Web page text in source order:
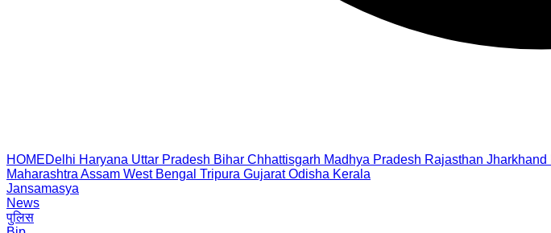
HOMEDelhi Haryana Uttar Pradesh Bihar Chhattisgarh Madhya Pradesh Rajasthan Jharkhand
Maharashtra Assam West Bengal Tripura Gujarat Odisha Kerala
Jansamasya
News
पुलिस